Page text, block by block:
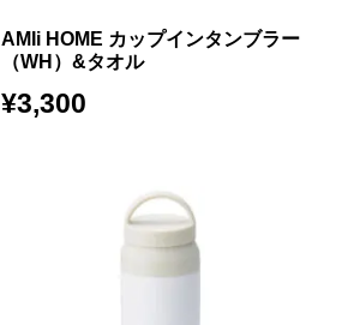
AMIi HOME カップインタンブラー
（WH）&タオル
¥3,300